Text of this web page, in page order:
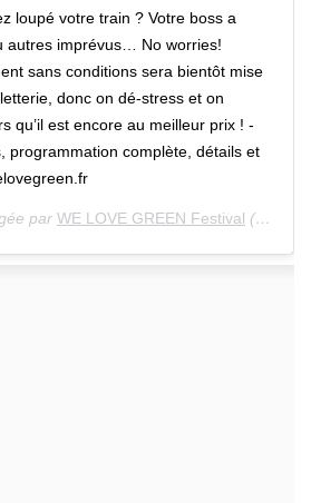
loupé votre train ? Votre boss a
autres imprévus… No worries!
sans conditions sera bientôt mise
donc on dé-stress et on
qu’il est encore au meilleur prix ! -
programmation complète, détails et
par WE LOVE GREEN Festival (@welovegreen) le 11 Mars 2020 à 5 :06 PDT